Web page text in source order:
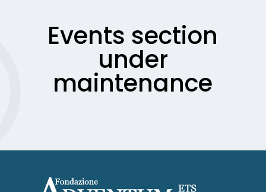
Events section
under
maintenance